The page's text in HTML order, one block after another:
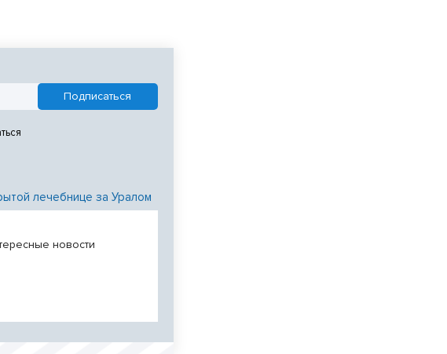
лечебнице за Уралом
новости